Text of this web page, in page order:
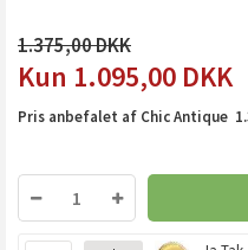
1.375,00
1.095,00 DKK
Pris anbefalet af Chic Antique